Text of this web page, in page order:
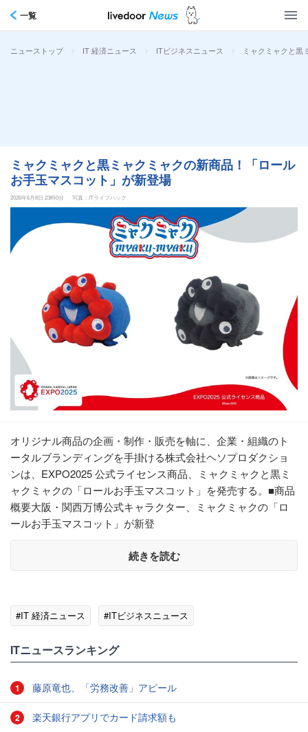
一覧
ニューストップ > IT 経済ニュース > ITビジネスニュース > ミャクミャクと黒
ミャクミャクと黒ミャクミャクの新商品！「ロール
お手玉マスコット」が新登場
2026年6月8日 23時0分 写真：ITライフハック
オリジナル商品の企画・制作・販売を軸に、企業・組織のト
ータルブランディングを手掛ける株式会社ヘソプロダクショ
ンは、EXPO2025 公式ライセンス商品、ミャクミャクと黒ミ
ャクミャクの「ロールお手玉マスコット」を発売する。■商品
概要大阪・関西万博公式キャラクター、ミャクミャクの「ロ
ールお手玉マスコット」が新登
続きを読む
#IT 経済ニュース #ITビジネスニュース
ITニュースランキング
1 藤原竜也、「労務改善」アピール
2 楽天銀行アプリでカード請求額も